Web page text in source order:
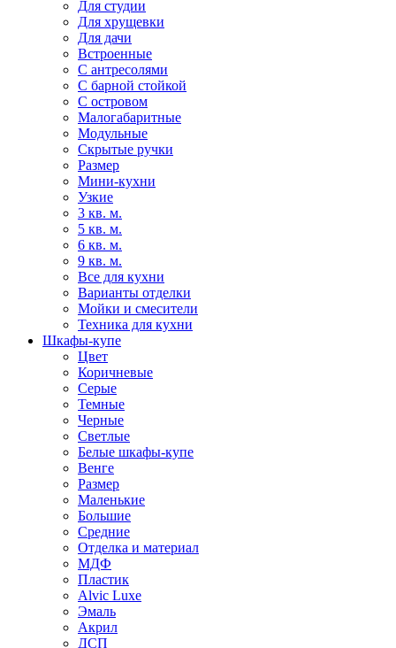
Для студии
Для хрущевки
Для дачи
Встроенные
С антресолями
С барной стойкой
С островом
Малогабаритные
Модульные
Скрытые ручки
Размер
Мини-кухни
Узкие
3 кв. м.
5 кв. м.
6 кв. м.
9 кв. м.
Все для кухни
Варианты отделки
Мойки и смесители
Техника для кухни
Шкафы-купе
Цвет
Коричневые
Серые
Темные
Черные
Светлые
Белые шкафы-купе
Венге
Размер
Маленькие
Большие
Средние
Отделка и материал
МДФ
Пластик
Alvic Luxe
Эмаль
Акрил
ДСП